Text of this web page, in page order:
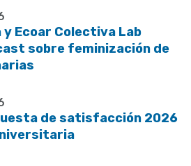
y Ecoar Colectiva Lab
sobre feminización de
de satisfacción 2026